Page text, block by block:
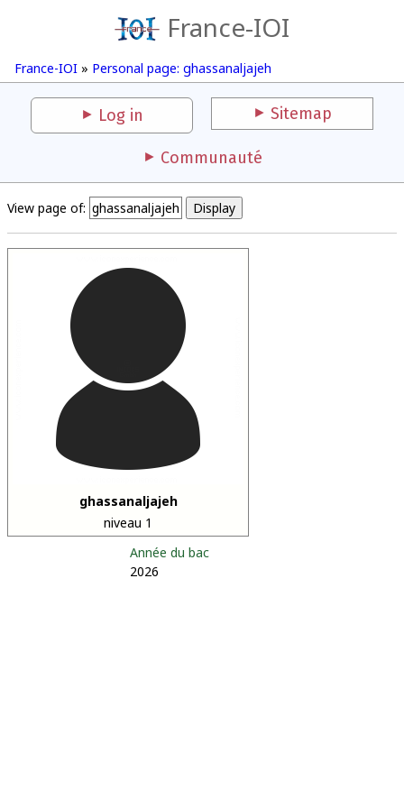
France-IOI
France-IOI » Personal page: ghassanaljajeh
Log in Sitemap
Communauté
View page of:
ghassanaljajeh
niveau 1
Année du bac
2026